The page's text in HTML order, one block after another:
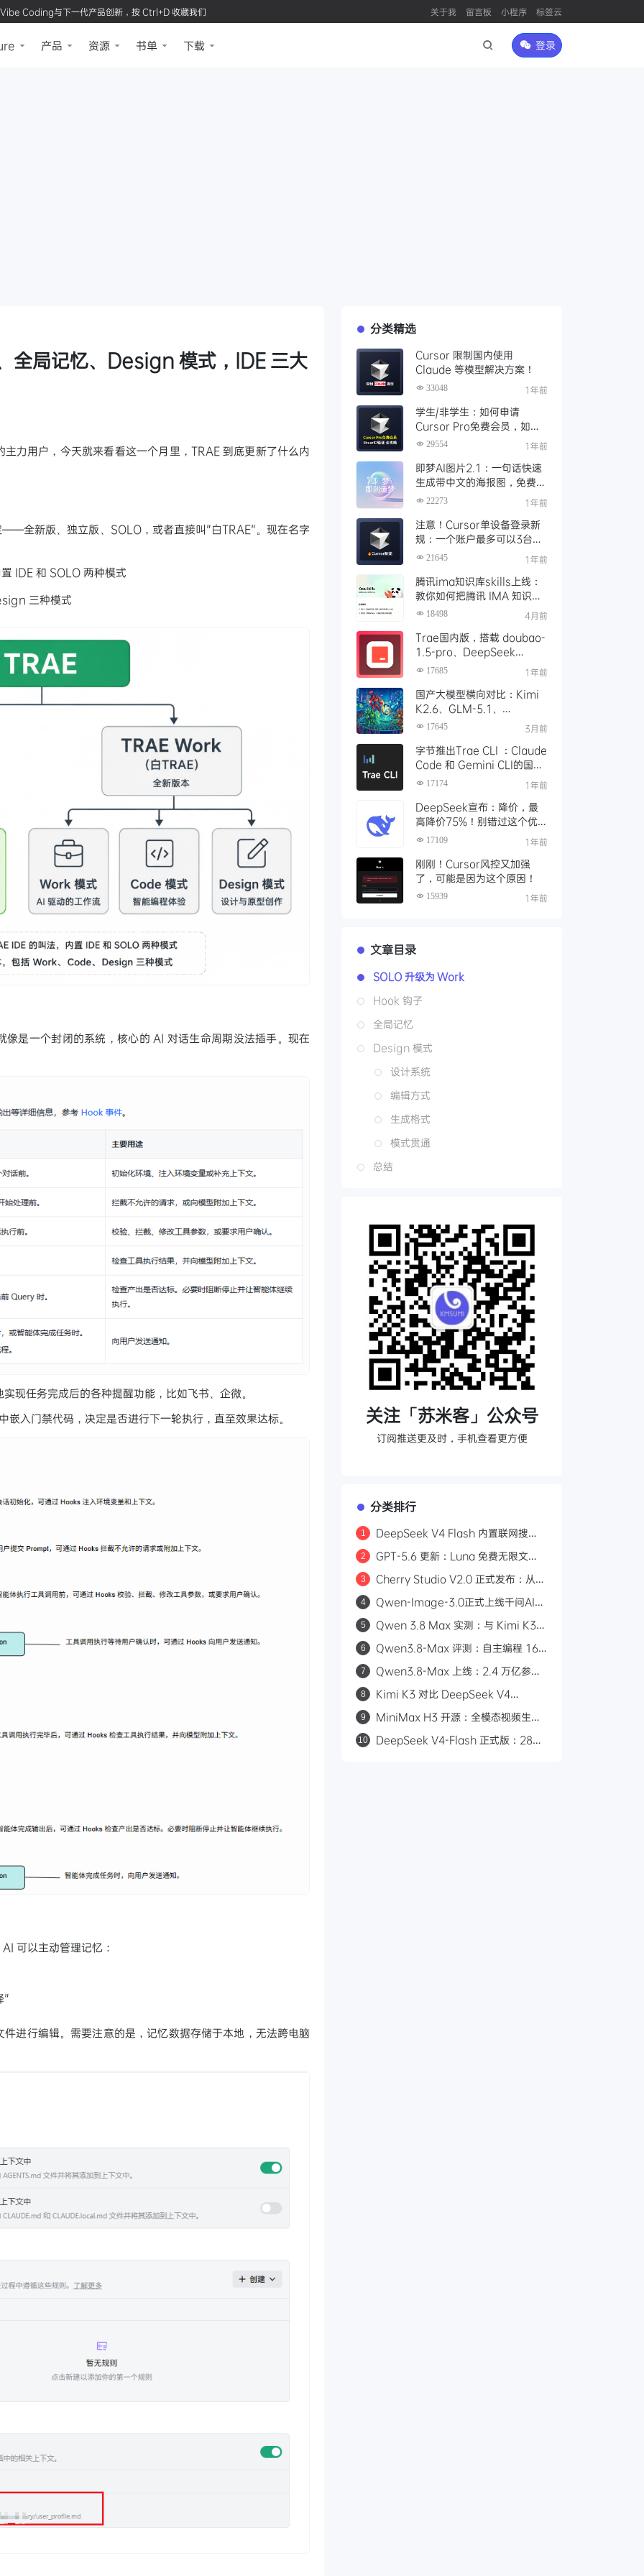
Coding与下一代产品创新，按 Ctrl+D 收藏我们 关于我 留言板 小程序 标签云
产品 资源 书单 下载 登录
全局记忆、Design 模式，IDE 三大
力用户，今天就来看看这一个月里，TRAE 到底更新了什么内
全新版、独立版、SOLO，或者直接叫"白TRAE"。现在名字
IDE 和 SOLO 两种模式
三种模式
是一个封闭的系统，核心的 AI 对话生命周期没法插手。现在
任务完成后的各种提醒功能，比如飞书、企微。
入门禁代码，决定是否进行下一轮执行，直至效果达标。
可以主动管理记忆：
"
进行编辑。需要注意的是，记忆数据存储于本地，无法跨电脑
分类精选
Cursor 限制国内使用
Claude 等模型解决方案！
33048 1年前
学生/非学生：如何申请
Cursor Pro免费会员，如何
通过SheerID验证快速激活全
29554 1年前
即梦AI图片2.1：一句话快速
生成带中文的海报图，免费AI
文生图、视频工具、AIGC创
22273 1年前
注意！Cursor单设备登录新
规：一个账户最多可以3台设
备登录，且限制单点登录
21645 1年前
腾讯ima知识库skills上线：
教你如何把腾讯 IMA 知识库
接入 OpenClaw 一步打通
18498 4月前
Trae国内版，搭载 doubao-
1.5-pro、DeepSeek
R1/V3模型，对比 Trae 国际
17685 1年前
国产大模型横向对比：Kimi
K2.6、GLM-5.1、
Qwen3、MiniMax M2 四
17645 3月前
字节推出Trae CLI ：Claude
Code 和 Gemini CLI的国产
平替 ？手把手教你如何安装
17174 1年前
DeepSeek宣布：降价，最
高降价75%！别错过这个优
惠时段，赶紧充值
17109 1年前
刚刚！Cursor风控又加强
了，可能是因为这个原因！
15939 1年前
文章目录
SOLO 升级为 Work
Hook 钩子
全局记忆
Design 模式
设计系统
编辑方式
生成格式
模式贯通
总结
关注「苏米客」公众号
订阅推送更及时，手机查看更方便
分类排行
1
DeepSeek V4 Flash 内置联网搜
web_search，Codex 可直接调用
2
GPT-5.6 更新：Luna 免费无限文
3
Cherry Studio V2.0 正式发布：从
能工作站
4
Qwen-Image-3.0正式上线千问AI平
4.5k token复杂版面一次生成
5
Qwen 3.8 Max 实测：与 Kimi K3
6
Qwen3.8-Max 评测：自主编程 16
7
Qwen3.8-Max 上线：2.4 万亿参
AI 平台
8
Kimi K3 对比 DeepSeek V4
路线之争
9
MiniMax H3 开源：全模态视频生成
10
DeepSeek V4-Flash 正式版：284B